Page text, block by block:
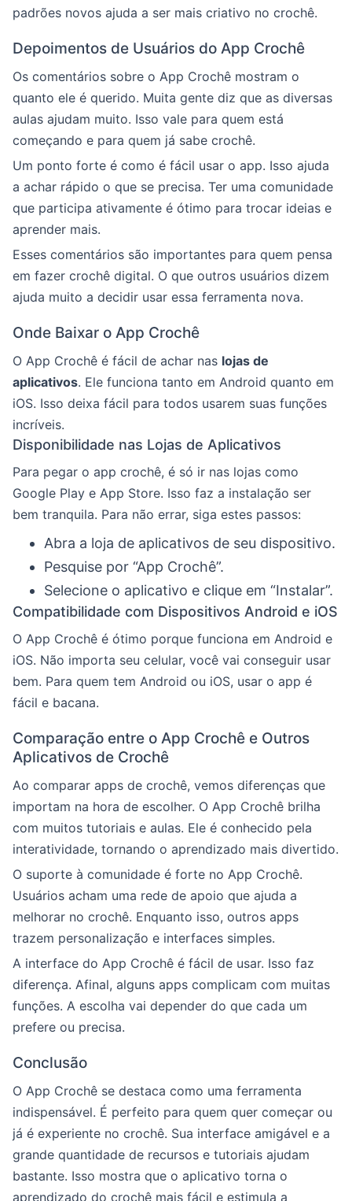
padrões novos ajuda a ser mais criativo no crochê.
Depoimentos de Usuários do App Crochê
Os comentários sobre o App Crochê mostram o
quanto ele é querido. Muita gente diz que as diversas
aulas ajudam muito. Isso vale para quem está
começando e para quem já sabe crochê.
Um ponto forte é como é fácil usar o app. Isso ajuda
a achar rápido o que se precisa. Ter uma comunidade
que participa ativamente é ótimo para trocar ideias e
aprender mais.
Esses comentários são importantes para quem pensa
em fazer crochê digital. O que outros usuários dizem
ajuda muito a decidir usar essa ferramenta nova.
Onde Baixar o App Crochê
O App Crochê é fácil de achar nas lojas de
aplicativos. Ele funciona tanto em Android quanto em
iOS. Isso deixa fácil para todos usarem suas funções
incríveis.
Disponibilidade nas Lojas de Aplicativos
Para pegar o app crochê, é só ir nas lojas como
Google Play e App Store. Isso faz a instalação ser
bem tranquila. Para não errar, siga estes passos:
Abra a loja de aplicativos de seu dispositivo.
Pesquise por “App Crochê”.
Selecione o aplicativo e clique em “Instalar”.
Compatibilidade com Dispositivos Android e iOS
O App Crochê é ótimo porque funciona em Android e
iOS. Não importa seu celular, você vai conseguir usar
bem. Para quem tem Android ou iOS, usar o app é
fácil e bacana.
Comparação entre o App Crochê e Outros
Aplicativos de Crochê
Ao comparar apps de crochê, vemos diferenças que
importam na hora de escolher. O App Crochê brilha
com muitos tutoriais e aulas. Ele é conhecido pela
interatividade, tornando o aprendizado mais divertido.
O suporte à comunidade é forte no App Crochê.
Usuários acham uma rede de apoio que ajuda a
melhorar no crochê. Enquanto isso, outros apps
trazem personalização e interfaces simples.
A interface do App Crochê é fácil de usar. Isso faz
diferença. Afinal, alguns apps complicam com muitas
funções. A escolha vai depender do que cada um
prefere ou precisa.
Conclusão
O App Crochê se destaca como uma ferramenta
indispensável. É perfeito para quem quer começar ou
já é experiente no crochê. Sua interface amigável e a
grande quantidade de recursos e tutoriais ajudam
bastante. Isso mostra que o aplicativo torna o
aprendizado do crochê mais fácil e estimula a